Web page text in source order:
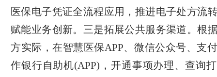
医保电子凭证全流程应用，推进电子处方流
赋能业务创新。三是拓展公共服务渠道。根
方实际，在智慧医保APP、微信公众号、支
作银行自助机(APP)，开通事项办理、查询